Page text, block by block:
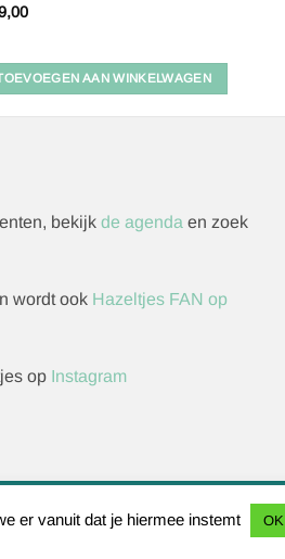
AAN WINKELWAGEN
bekijk de agenda en zoek
wordt ook Hazeltjes FAN op
op Instagram
IDeal BancontactSofort
er vanuit dat je hiermee instemt OK